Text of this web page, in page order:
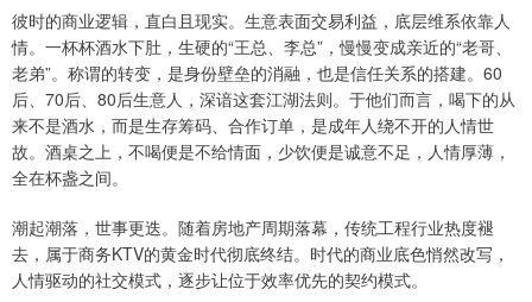
彼时的商业逻辑，直白且现实。生意表面交易利益，底层维系依靠人
情。一杯杯酒水下肚，生硬的“王总、李总”，慢慢变成亲近的“老哥、
老弟”。称谓的转变，是身份壁垒的消融，也是信任关系的搭建。60
后、70后、80后生意人，深谙这套江湖法则。于他们而言，喝下的从
来不是酒水，而是生存筹码、合作订单，是成年人绕不开的人情世
故。酒桌之上，不喝便是不给情面，少饮便是诚意不足，人情厚薄，
全在杯盏之间。
潮起潮落，世事更迭。随着房地产周期落幕，传统工程行业热度褪
去，属于商务KTV的黄金时代彻底终结。时代的商业底色悄然改写，
人情驱动的社交模式，逐步让位于效率优先的契约模式。